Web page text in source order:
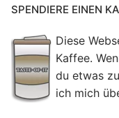
SPENDIERE EINEN
Diese
Kaffee.
du etwas
ich mich